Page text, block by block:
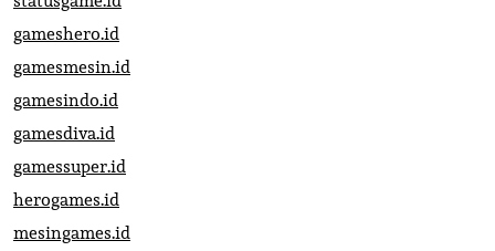
gameshero.id
gamesmesin.id
gamesindo.id
gamesdiva.id
gamessuper.id
herogames.id
mesingames.id